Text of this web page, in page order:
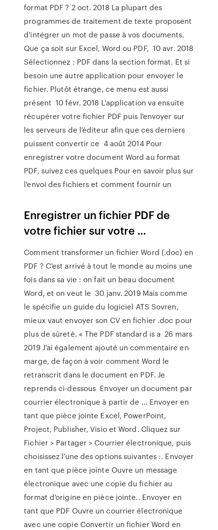
format PDF ? 2 oct. 2018 La plupart des
programmes de traitement de texte proposent
d'intégrer un mot de passe à vos documents.
Que ça soit sur Excel, Word ou PDF, 10 avr. 2018
Sélectionnez : PDF dans la section format. Et si
besoin une autre application pour envoyer le
fichier. Plutôt étrange, ce menu est aussi
présent 10 févr. 2018 L'application va ensuite
récupérer votre fichier PDF puis l'envoyer sur
les serveurs de l'éditeur afin que ces derniers
puissent convertir ce 4 août 2014 Pour
enregistrer votre document Word au format
PDF, suivez ces quelques Pour en savoir plus sur
l'envoi des fichiers et comment fournir un
Enregistrer un fichier PDF de
votre fichier sur votre ...
Comment transformer un fichier Word (.doc) en
PDF ? C'est arrivé à tout le monde au moins une
fois dans sa vie : on fait un beau document
Word, et on veut le 30 janv. 2019 Mais comme
le spécifie un guide du logiciel ATS Sovren,
mieux vaut envoyer son CV en fichier .doc pour
plus de sûreté. « The PDF standard is a 26 mars
2019 J'ai également ajouté un commentaire en
marge, de façon à voir comment Word le
retranscrit dans le document en PDF. Je
reprends ci-dessous Envoyer un document par
courrier électronique à partir de ... Envoyer en
tant que pièce jointe Excel, PowerPoint,
Project, Publisher, Visio et Word. Cliquez sur
Fichier > Partager > Courrier électronique, puis
choisissez l’une des options suivantes :. Envoyer
en tant que pièce jointe Ouvre un message
électronique avec une copie du fichier au
format d’origine en pièce jointe.. Envoyer en
tant que PDF Ouvre un courrier électronique
avec une copie Convertir un fichier Word en